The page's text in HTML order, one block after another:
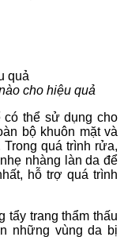
hiệu quả
thể sử dụng cho
bộ khuôn mặt và
quá trình rửa,
nhàng làn da để
hỗ trợ quá trình
tẩy trang thẩm thấu
những vùng da bị